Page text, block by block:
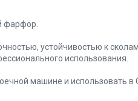
фарфор.
устойчивостью к
использования.
машине и использовать в